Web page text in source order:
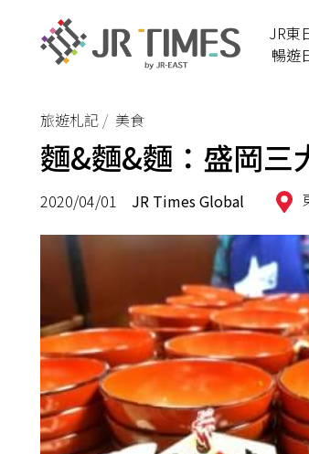
JR東
暢遊
旅遊札記 美食
麵&麵&麵：盛岡三
2020/04/01 JR Times Global